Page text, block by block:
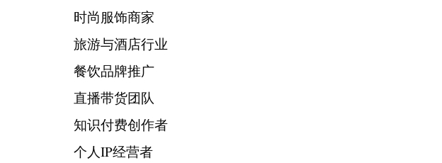
时尚服饰商家
旅游与酒店行业
餐饮品牌推广
直播带货团队
知识付费创作者
个人IP经营者